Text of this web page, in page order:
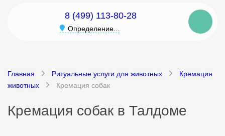
8 (499) 113-80-28
Определение...
Главная Ритуальные услуги для животных
Кремация
животных
Кремация собак
Кремация собак в Талдоме